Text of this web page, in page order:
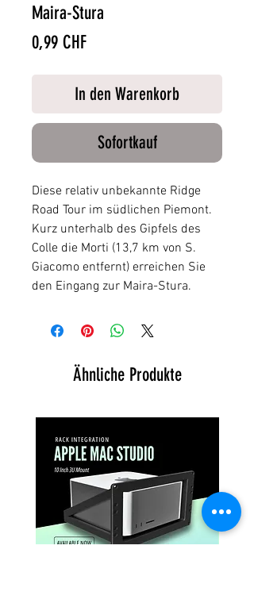
Maira-Stura
0,99 CHFPreis
In den Warenkorb
Sofortkauf
Diese relativ unbekannte Ridge
Road Tour im südlichen Piemont.
Kurz unterhalb des Gipfels des
Colle die Morti (13,7 km von S.
Giacomo entfernt) erreichen Sie
den Eingang zur Maira-Stura.
Ähnliche Produkte